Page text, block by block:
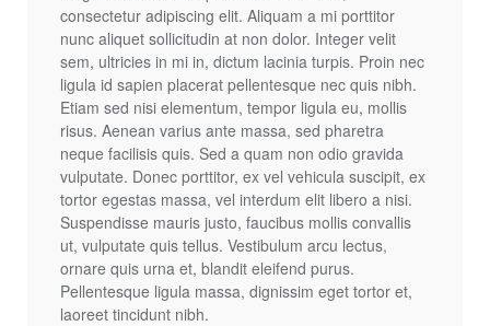
consectetur adipiscing elit. Aliquam a mi porttitor
nunc aliquet sollicitudin at non dolor. Integer velit
sem, ultricies in mi in, dictum lacinia turpis. Proin nec
ligula id sapien placerat pellentesque nec quis nibh.
Etiam sed nisi elementum, tempor ligula eu, mollis
risus. Aenean varius ante massa, sed pharetra
neque facilisis quis. Sed a quam non odio gravida
vulputate. Donec porttitor, ex vel vehicula suscipit, ex
tortor egestas massa, vel interdum elit libero a nisi.
Suspendisse mauris justo, faucibus mollis convallis
ut, vulputate quis tellus. Vestibulum arcu lectus,
ornare quis urna et, blandit eleifend purus.
Pellentesque ligula massa, dignissim eget tortor et,
laoreet tincidunt nibh.